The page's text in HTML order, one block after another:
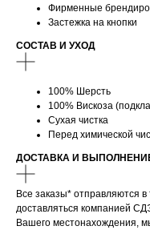
Фирменные
Застежка на кнопки
СОСТАВ И УХОД
100% Шерсть
100% Вискоза
Сухая чистка
Перед химической
ДОСТАВКА И
Все заказы* отправляются
доставляться компанией
Вашего местонахождения,